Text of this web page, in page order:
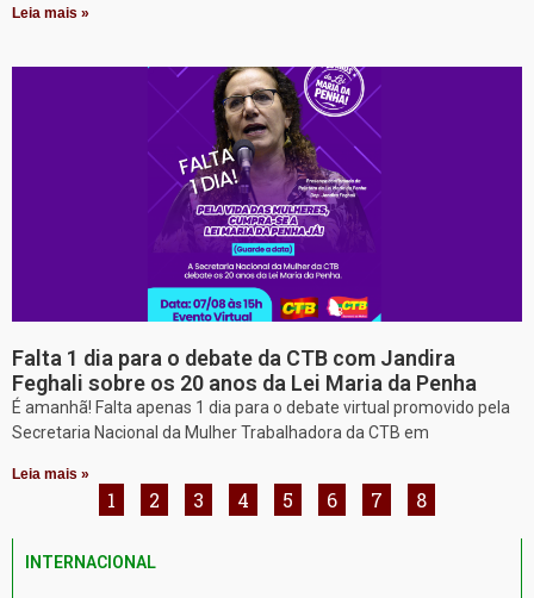
Leia mais »
Falta 1 dia para o debate da CTB com Jandira
Feghali sobre os 20 anos da Lei Maria da Penha
É amanhã! Falta apenas 1 dia para o debate virtual promovido pela
Secretaria Nacional da Mulher Trabalhadora da CTB em
Leia mais »
1 2 3 4 5 6 7 8
INTERNACIONAL